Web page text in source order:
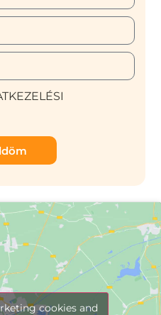
cookies and